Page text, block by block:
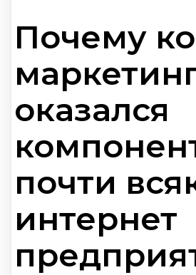
Почему
оказался
почти
интернет